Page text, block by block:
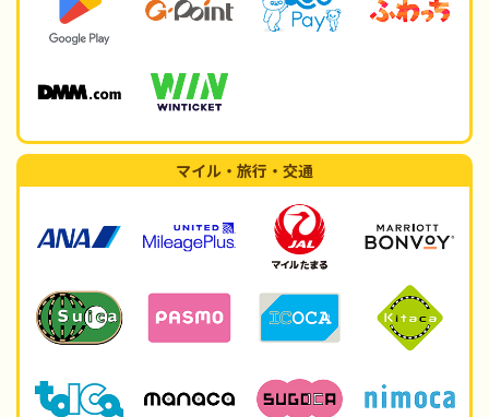
マイル・旅行・交通